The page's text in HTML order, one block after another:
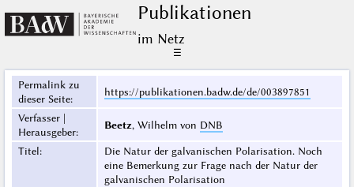
Publikationen
im Netz
☰
Permalink zu
dieser Seite:
https://publikationen.badw.de/de/003897851
Verfasser |
Herausgeber:
Beetz, Wilhelm von DNB
Titel:
Die Natur der galvanischen Polarisation. Noch
eine Bemerkung zur Frage nach der Natur der
galvanischen Polarisation